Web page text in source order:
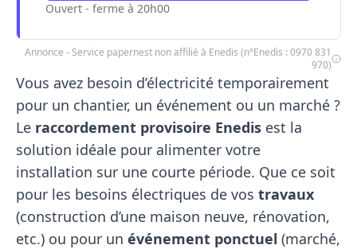
Ouvert - ferme à 20h00
Annonce - Service papernest non affilié à Enedis (n°Enedis : 0970 831
970)
Vous avez besoin d’électricité temporairement
pour un chantier, un événement ou un marché ?
Le raccordement provisoire Enedis est la
solution idéale pour alimenter votre
installation sur une courte période. Que ce soit
pour les besoins électriques de vos travaux
(construction d’une maison neuve, rénovation,
etc.) ou pour un événement ponctuel (marché,